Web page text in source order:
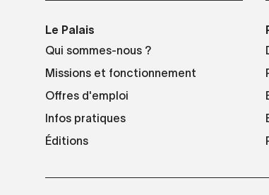
Le Palais
Qui sommes-nous ?
Missions et fonctionnement
Offres d'emploi
Infos pratiques
Éditions